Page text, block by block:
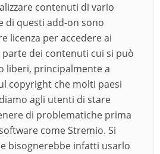
contenuti di vario
di questi add-on sono
licenza per accedere ai
dei contenuti cui si può
liberi, principalmente a
copyright che molti paesi
agli utenti di stare
di problematiche prima
come Stremio. Si
bisognerebbe infatti usarlo